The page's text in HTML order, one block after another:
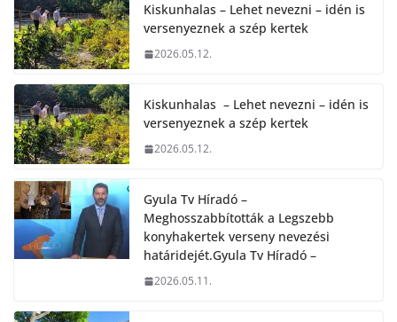
Kiskunhalas – Lehet nevezni – idén is
versenyeznek a szép kertek
2026.05.12.
Kiskunhalas – Lehet nevezni – idén is
versenyeznek a szép kertek
2026.05.12.
Gyula Tv Híradó –
Meghosszabbították a Legszebb
konyhakertek verseny nevezési
határidejét.Gyula Tv Híradó –
2026.05.11.